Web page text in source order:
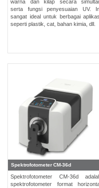
Unduh
Katalog
(ENG)
Manual
(ENG)
Pendidikan
(ENG)
Video
Youtube
warna dan kilap secara
serta fungsi penyesuaian UV.
sangat ideal untuk berbagai
seperti plastik, cat, bahan kimia, dll.
Spektrofotometer CM-36d
Spektrofotometer CM-36d
spektrofotometer format